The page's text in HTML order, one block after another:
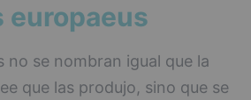
europaeus
no se nombran igual que la
que las produjo, sino que se